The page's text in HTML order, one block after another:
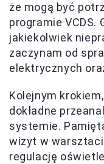
że mogą być
programie VCDS.
jakiekolwiek
zaczynam od
elektrycznych
Kolejnym
dokładne
systemie.
wizyt w
regulację